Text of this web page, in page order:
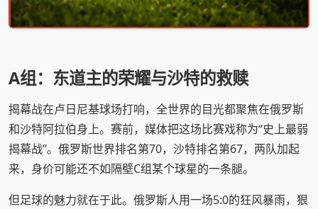
A组：东道主的荣耀与沙特的救赎
揭幕战在卢日尼基球场打响，全世界的目光都聚焦在俄罗斯
和沙特阿拉伯身上。赛前，媒体把这场比赛戏称为“史上最弱
揭幕战”。俄罗斯世界排名第70，沙特排名第67，两队加起
来，身价可能还不如隔壁C组某个球星的一条腿。
但足球的魅力就在于此。俄罗斯人用一场5:0的狂风暴雨，狠